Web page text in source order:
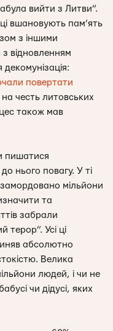
вийти з Литви”.
вшановують пам’ять
з іншими
відновленням
повертати
честь литовських
також мав
пишатися
нього повагу. У ті
мільйони
та
забрали
терор”. Усі ці
абсолютно
Велика
людей, і чи не
чи дідусі, яких